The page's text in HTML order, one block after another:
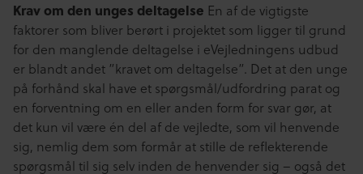
Krav om den unges deltagelse En af de vigtigste
faktorer som bliver berørt i projektet som ligger til grund
for den manglende deltagelse i eVejledningens udbud
er blandt andet ”kravet om deltagelse”. Det at den unge
på forhånd skal have et spørgsmål/udfordring parat og
en forventning om en eller anden form for svar gør, at
det kun vil være én del af de vejledte, som vil henvende
sig, nemlig dem som formår at stille de reflekterende
spørgsmål til sig selv inden de henvender sig – også det